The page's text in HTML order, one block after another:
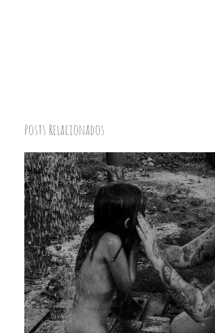
Posts Relacionados